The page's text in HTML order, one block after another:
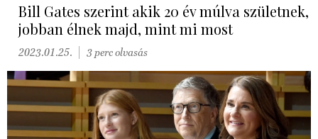
Bill Gates szerint akik 20 év múlva születnek,
jobban élnek majd, mint mi most
2023.01.25. 3 perc olvasás